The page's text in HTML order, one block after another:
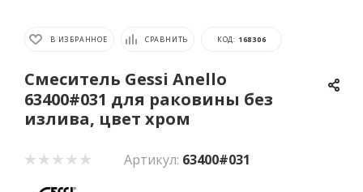
В ИЗБРАННОЕ СРАВНИТЬ КОД: 168306
Смеситель Gessi Anello
63400#031 для раковины без
излива, цвет хром
Артикул: 63400#031